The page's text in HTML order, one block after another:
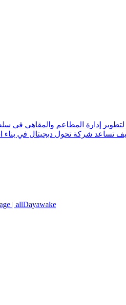
لتطوير إدارة المطاعم والمقاهي في
تساعد شركة تحول ديجيتال في بناء
| allDayawake